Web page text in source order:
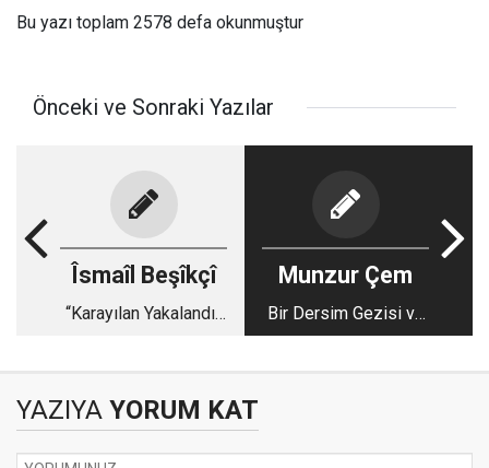
Bu yazı toplam 2578 defa okunmuştur
Önceki ve Sonraki Yazılar
Îsmaîl Beşîkçî
“Karayılan Yakalandı”
Munzur Çem
Bir Dersim Gezisi ve
Munzur Festivalinden
YAZIYA YORUM KAT